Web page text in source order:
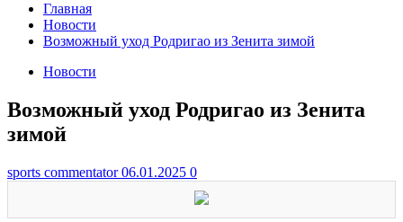
Главная
Новости
Возможный уход Родригао из Зенита зимой
Новости
Возможный уход Родригао из Зенита
зимой
sports commentator06.01.2025 0